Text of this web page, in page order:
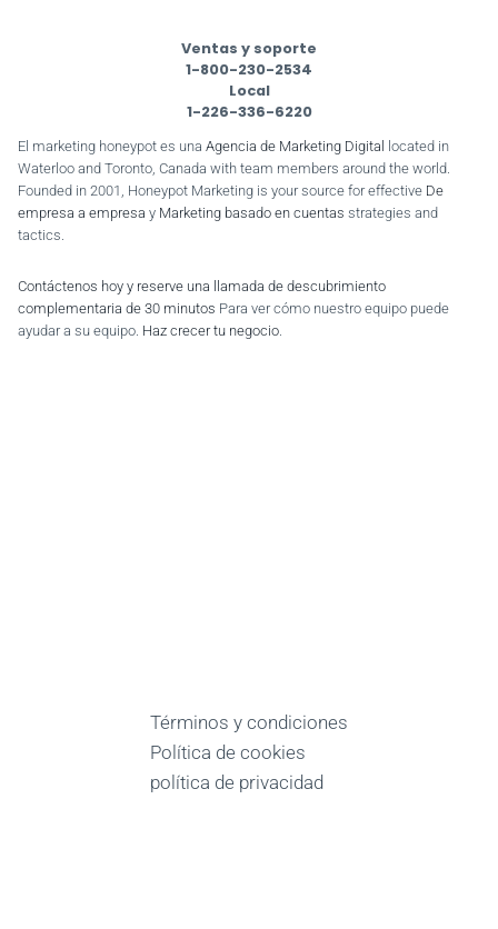
Ventas y soporte
1-800-230-2534
Local
1-226-336-6220
El marketing honeypot es una Agencia de Marketing Digital
located in
Waterloo and Toronto, Canada with team members around the world.
Founded in 2001, Honeypot Marketing is your source for effective De
empresa a empresa y Marketing basado en cuentas strategies and
tactics.
Contáctenos hoy y reserve una llamada de descubrimiento
complementaria de 30 minutos Para ver cómo nuestro equipo puede
ayudar a su equipo. Haz crecer tu negocio.
Términos y condiciones
Política de cookies
política de privacidad